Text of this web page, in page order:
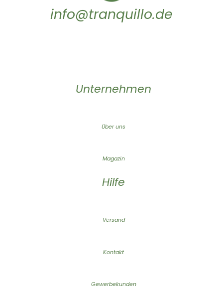
info@tranquillo.de
Unternehmen
Über uns
Magazin
Hilfe
Versand
Kontakt
Gewerbekunden